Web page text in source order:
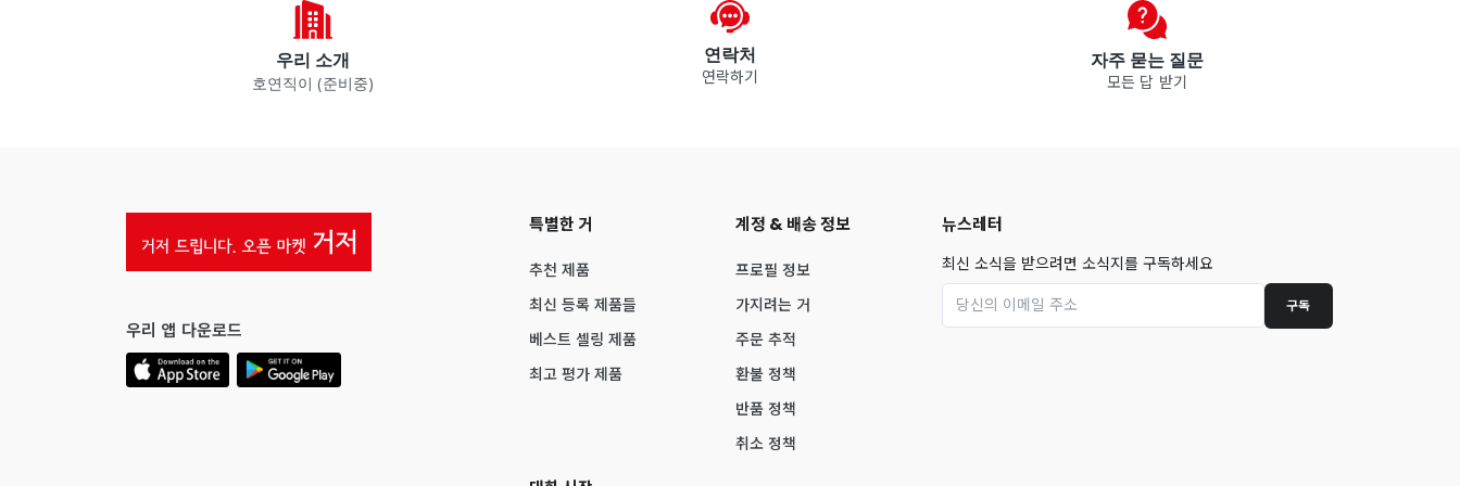
우리 소개
호연직이 (준비중)
연락처
연락하기
자주 묻는 질문
모든 답 받기
우리 앱 다운로드
특별한 거
추천 제품
최신 등록 제품들
베스트 셀링 제품
최고 평가 제품
계정 & 배송 정보
프로필 정보
가지려는 거
주문 추적
환불 정책
반품 정책
취소 정책
뉴스레터
최신 소식을 받으려면 소식지를 구독하세요
구독